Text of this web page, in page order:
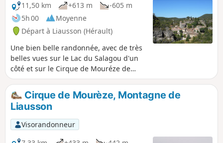
11,50 km
+613 m
-605 m
5h 00
Moyenne
Départ à Liausson (Hérault)
Une bien belle randonnée, avec de très
belles vues sur le Lac du Salagou d'un
côté et sur le Cirque de Mouréze de
l'autre et des vues magnifiques sur les
Cévennes et la Méditerranée.
Randonnée modifiée le 11/05/2023 avec
Hérault Tourisme. Voir informations
pratiques. Cette randonnée est
susceptible d'être interdite en fonction
du niveau de risque des incendies.
Cirque de Mourèze, Montagne de
Liausson
Visorandonneur